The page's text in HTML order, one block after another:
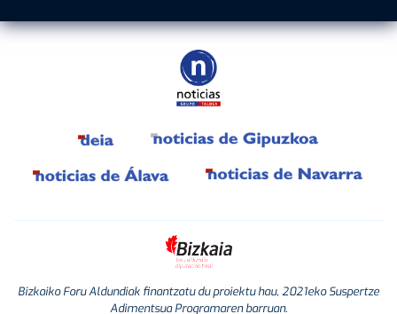
Bizkaiko Foru Aldundiak finantzatu du proiektu hau, 2021eko Suspertze
Adimentsua Programaren barruan.